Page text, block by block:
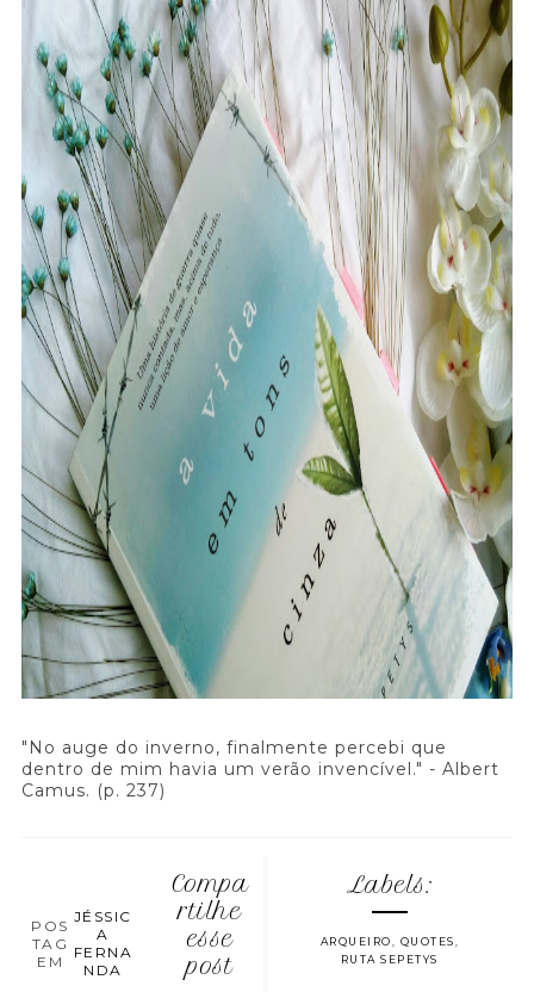
"No auge do inverno, finalmente percebi que
dentro de mim havia um verão invencível." - Albert
Camus. (p. 237)
POS
TAG
EM
JÉSSIC
A
FERNA
NDA
Compa
rtilhe
esse
post
Labels:
ARQUEIRO QUOTES
RUTA SEPETYS